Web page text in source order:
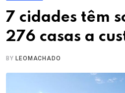
7 cidades têm
276 casas a
BYLEOMACHADO